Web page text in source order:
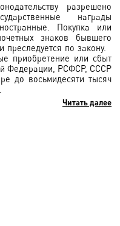
разрешено
награды
Покупка или
знаков бывшего
по закону.
или сбыт
Федерации, РСФСР, СССР
до восьмидесяти тысяч
Читать далее